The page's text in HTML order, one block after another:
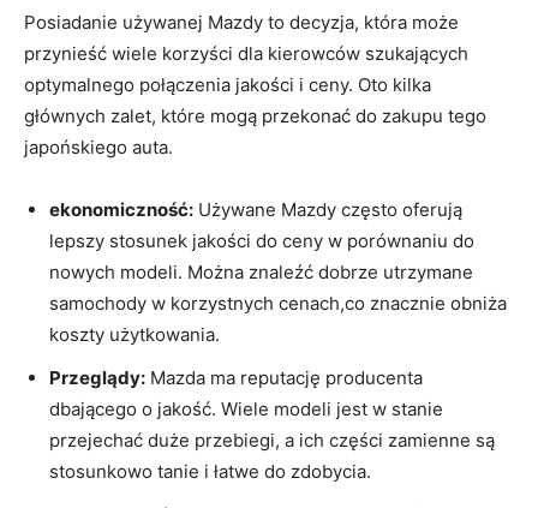
Posiadanie używanej Mazdy to decyzja, która może
przynieść wiele korzyści dla kierowców szukających
optymalnego połączenia jakości i ceny. Oto kilka
głównych zalet, które mogą przekonać do zakupu tego
japońskiego auta.
ekonomiczność: Używane Mazdy często oferują
lepszy stosunek jakości do ceny w porównaniu do
nowych modeli. Można znaleźć dobrze utrzymane
samochody w korzystnych cenach,co znacznie obniża
koszty użytkowania.
Przeglądy: Mazda ma reputację producenta
dbającego o jakość. Wiele modeli jest w stanie
przejechać duże przebiegi, a ich części zamienne są
stosunkowo tanie i łatwe do zdobycia.